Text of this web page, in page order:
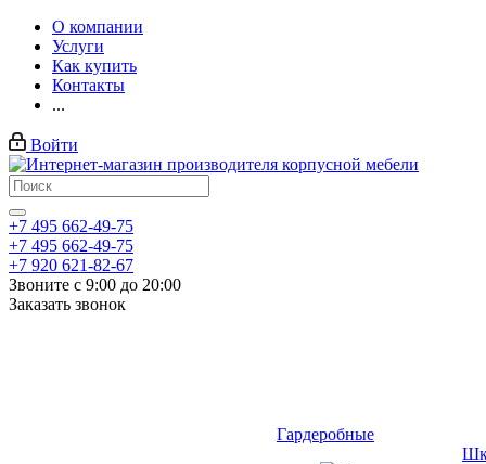
О компании
Услуги
Как купить
Контакты
...
Войти
+7 495 662-49-75
+7 495 662-49-75
+7 920 621-82-67
Звоните с 9:00 до 20:00
Заказать звонок
Гардеробные